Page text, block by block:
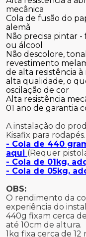
mecânica
Cola de fusão do
alemã
Não precisa pintar
ou álcool
Não descolore,
revestimento
de alta resistência à
alta qualidade, o
oscilação de cor
Alta resistência
01 ano de garantia
A instalação do
Kisafix para rodapés.
- Cola de 440
aqui (Requer
- Cola de 01kg,
- Cola de 05kg,
OBS:
O rendimento da
experiência do
440g fixam cerca
até 10cm de altura.
1kg fixa cerca de